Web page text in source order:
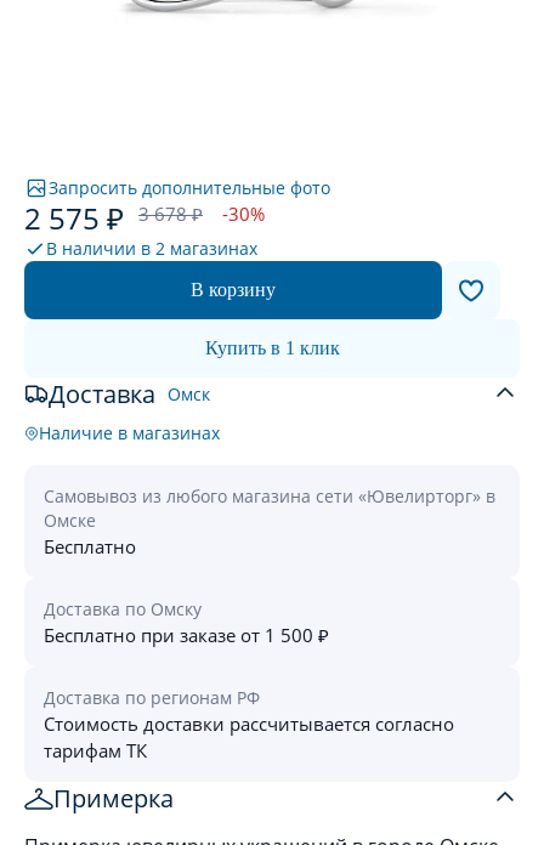
Запросить дополнительные фото
2 575 ₽ 3 678 ₽ -30%
В наличии в 2 магазинах
В корзину
Купить в 1 клик
Доставка Омск
Наличие в магазинах
Самовывоз из любого магазина сети «Ювелирторг» в
Омске
Бесплатно
Доставка по Омску
Бесплатно при заказе от 1 500 ₽
Доставка по регионам РФ
Стоимость доставки рассчитывается согласно
тарифам ТК
Примерка